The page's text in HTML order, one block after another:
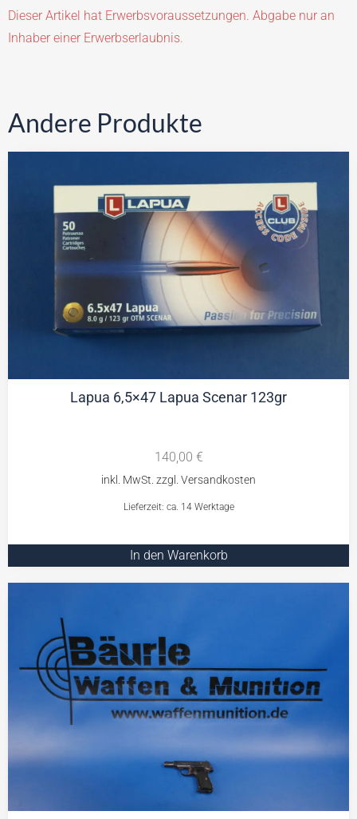
Dieser Artikel hat Erwerbsvoraussetzungen. Abgabe nur an
Inhaber einer Erwerbserlaubnis.
Andere Produkte
Lapua 6,5×47 Lapua Scenar 123gr
140,00 €
Lieferzeit: ca. 14 Werktage
In den Warenkorb